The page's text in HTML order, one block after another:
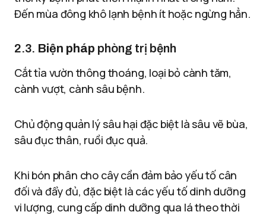
Đến mùa đông khô lạnh bệnh ít hoặc ngừng hẳn.
2.3. Biện pháp phòng trị bệnh
Cắt tỉa vườn thông thoáng, loại bỏ cành tăm,
cành vượt, cành sâu bệnh.
Chủ động quản lý sâu hại đặc biệt là sâu vẽ bùa,
sâu đục thân, ruồi đục quả.
Khi bón phân cho cây cần đảm bảo yếu tố cân
đối và đẩy đủ, đặc biệt là các yếu tố dinh dưỡng
vi lượng, cung cấp dinh dưỡng qua lá theo thời